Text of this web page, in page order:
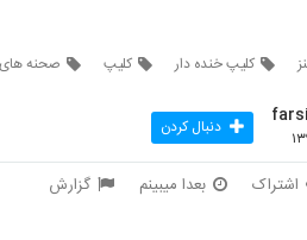
کلیپ خنده دار کلیپ صحنه
دنبال کردن
اشتراک بعدا میبینم گزارش